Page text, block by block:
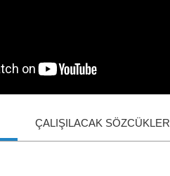
ÇALIŞILACAK SÖZCÜKLER